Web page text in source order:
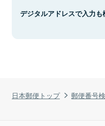
日本郵便トップ 郵便番号
デジタルアドレスで入力も